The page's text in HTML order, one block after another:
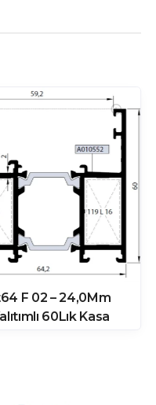
F 02 – 24,0Mm
60Lık Kasa